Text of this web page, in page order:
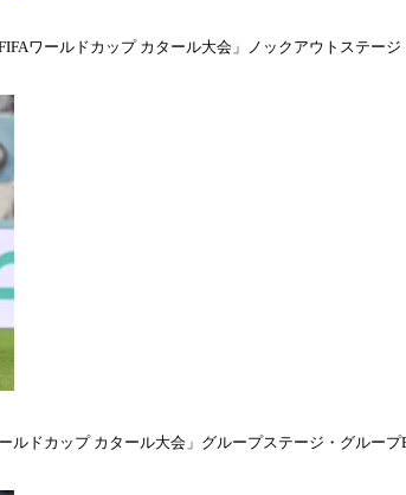
ワールドカップ カタール大会」ノックアウトステージ
ドカップ カタール大会」グループステージ・グループ